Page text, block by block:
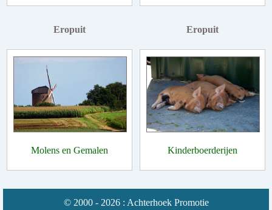
Eropuit
Molens en Gemalen
Eropuit
Kinderboerderijen
© 2000 - 2026 : Achterhoek Promotie